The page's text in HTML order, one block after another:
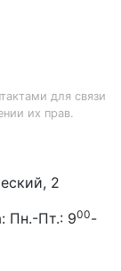
для связи
их прав.
2
Пн.-Пт.: 900-